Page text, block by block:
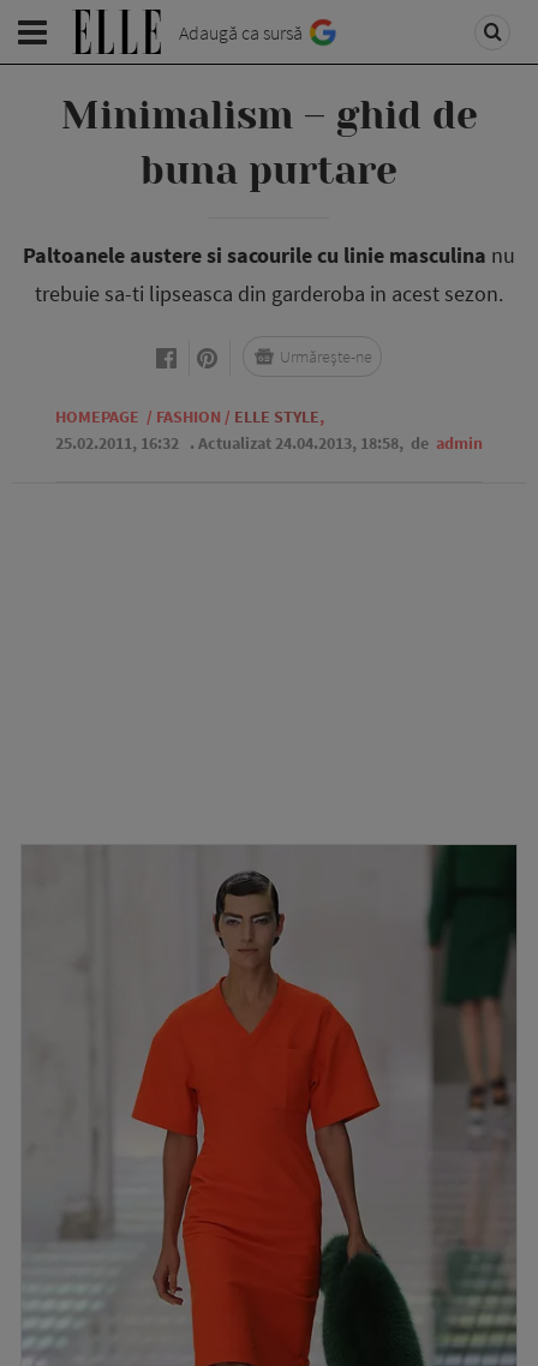
Adaugă ca sursă
Minimalism – ghid de
buna purtare
Paltoanele austere si sacourile cu linie masculina nu
trebuie sa-ti lipseasca din garderoba in acest sezon.
HOMEPAGE / FASHION / ELLE STYLE,
25.02.2011, 16:32 . Actualizat 24.04.2013, 18:58, de admin
Urmărește-ne